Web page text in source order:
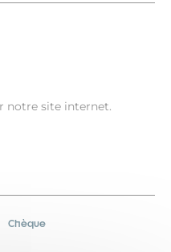
notre site internet.
Chèque